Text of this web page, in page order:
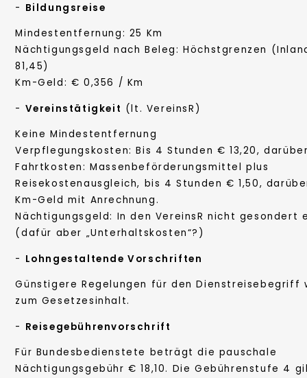
- Bildungsreise
Mindestentfernung: 25 Km
Nächtigungsgeld nach Beleg: Höchstgrenzen
81,45)
Km-Geld: € 0,356 / Km
- Vereinstätigkeit (lt. VereinsR)
Keine Mindestentfernung
Verpflegungskosten: Bis 4 Stunden € 13,20,
Fahrtkosten: Massenbeförderungsmittel plus
Reisekostenausgleich, bis 4 Stunden € 1,50,
Km-Geld mit Anrechnung.
Nächtigungsgeld: In den VereinsR nicht gesondert
(dafür aber „Unterhaltskosten“?)
- Lohngestaltende Vorschriften
Günstigere Regelungen für den Dienstreisebegriff
zum Gesetzesinhalt.
- Reisegebührenvorschrift
Für Bundesbedienstete beträgt die pauschale
Nächtigungsgebühr € 18,10. Die Gebührenstufe 4